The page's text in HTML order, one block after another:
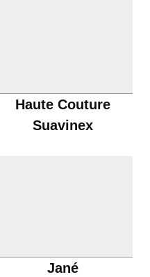
Haute Couture
Suavinex
Jané